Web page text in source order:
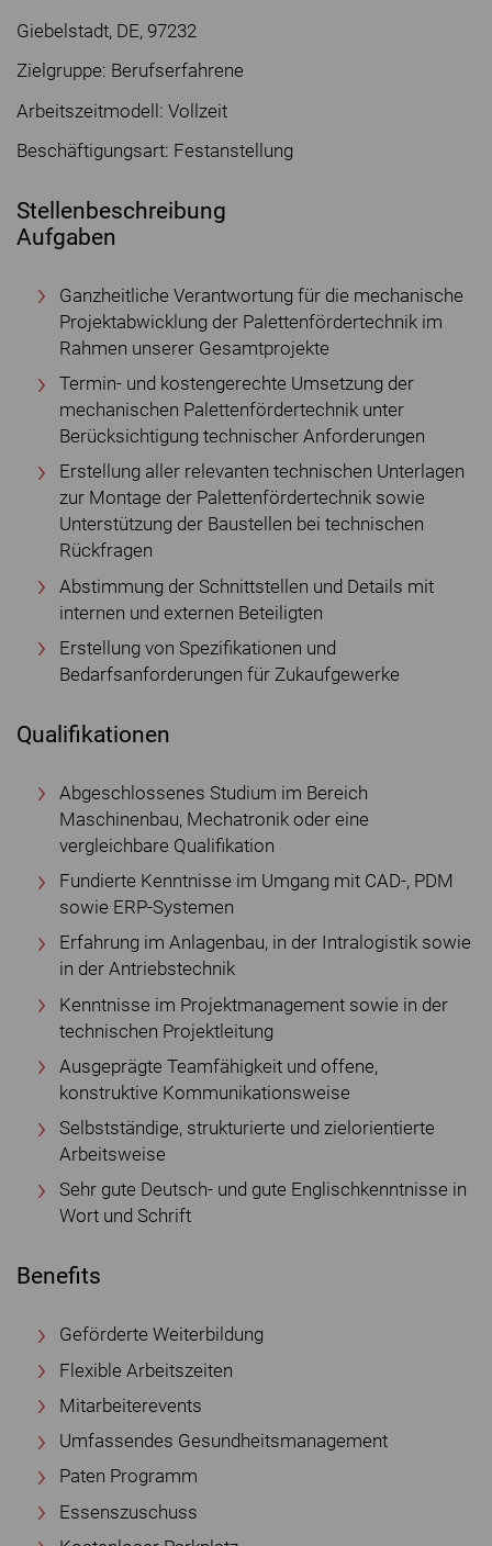
Giebelstadt, DE, 97232
Zielgruppe: Berufserfahrene
Arbeitszeitmodell: Vollzeit
Beschäftigungsart: Festanstellung
Stellenbeschreibung
Aufgaben
Ganzheitliche Verantwortung für die mechanische
Projektabwicklung der Palettenfördertechnik im
Rahmen unserer Gesamtprojekte
Termin- und kostengerechte Umsetzung der
mechanischen Palettenfördertechnik unter
Berücksichtigung technischer Anforderungen
Erstellung aller relevanten technischen Unterlagen
zur Montage der Palettenfördertechnik sowie
Unterstützung der Baustellen bei technischen
Rückfragen
Abstimmung der Schnittstellen und Details mit
internen und externen Beteiligten
Erstellung von Spezifikationen und
Bedarfsanforderungen für Zukaufgewerke
Qualifikationen
Abgeschlossenes Studium im Bereich
Maschinenbau, Mechatronik oder eine
vergleichbare Qualifikation
Fundierte Kenntnisse im Umgang mit CAD-, PDM
sowie ERP-Systemen
Erfahrung im Anlagenbau, in der Intralogistik sowie
in der Antriebstechnik
Kenntnisse im Projektmanagement sowie in der
technischen Projektleitung
Ausgeprägte Teamfähigkeit und offene,
konstruktive Kommunikationsweise
Selbstständige, strukturierte und zielorientierte
Arbeitsweise
Sehr gute Deutsch- und gute Englischkenntnisse in
Wort und Schrift
Benefits
Geförderte Weiterbildung
Flexible Arbeitszeiten
Mitarbeiterevents
Umfassendes Gesundheitsmanagement
Paten Programm
Essenszuschuss